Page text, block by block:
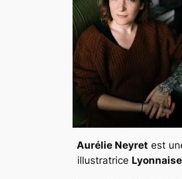
Aurélie Neyret est
illustratrice Lyonnaise